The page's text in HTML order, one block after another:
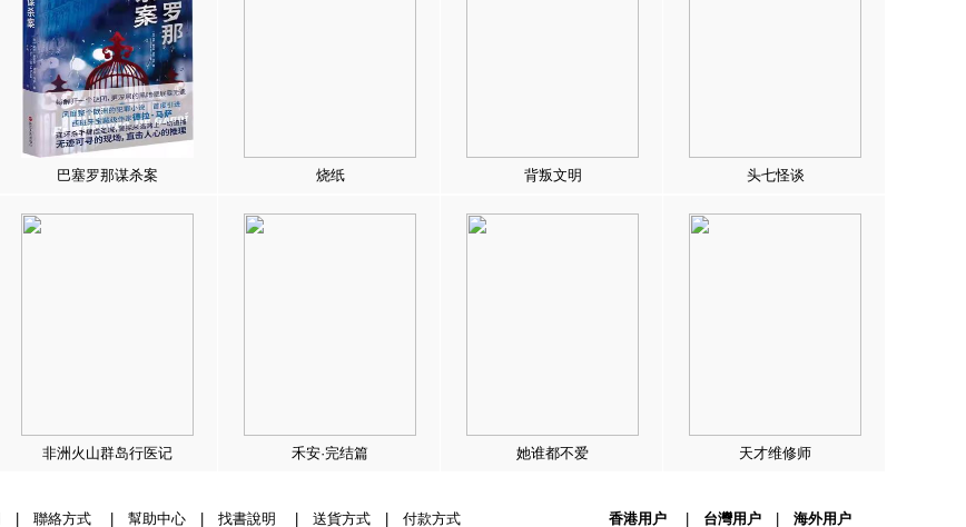
巴塞罗那谋杀案 烧纸 背叛文明 头七怪谈
非洲火山群岛行医记 禾安·完结篇 她谁都不爱 天才维修师
聯絡方式| 幫助中心| 找書說明 送貨方式| 付款方式 香港用户| 台灣用户| 海外用户